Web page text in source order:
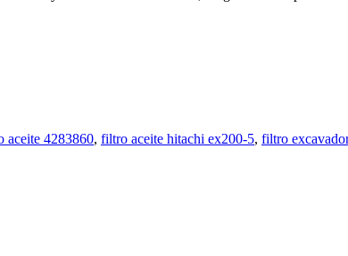
aceite 4283860, filtro aceite hitachi ex200-5, filtro